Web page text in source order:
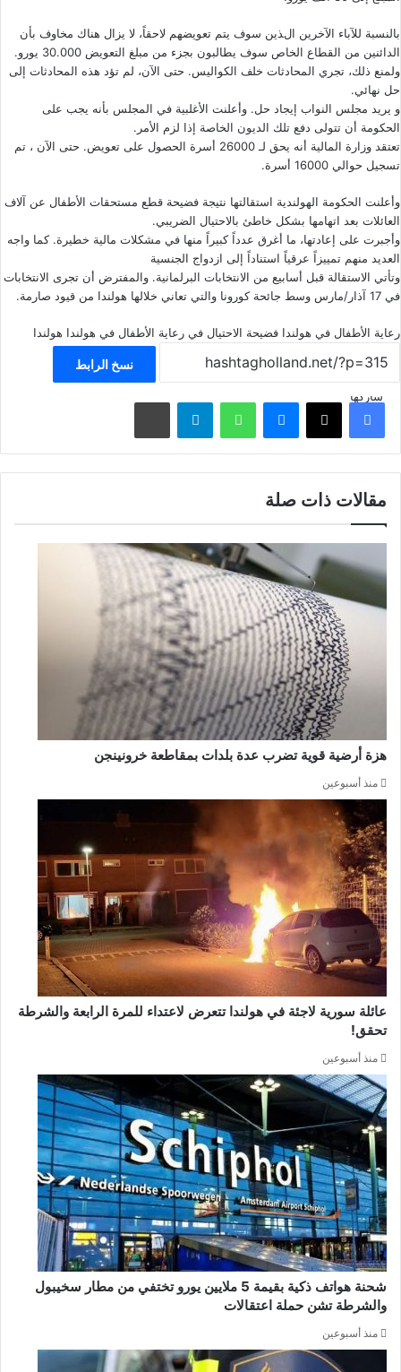
بالنسبة للآباء الآخرين الذين سوف يتم تعويضهم لاحقاً، لا يزال هناك مخاوف بأن
الدائنين من القطاع الخاص سوف يطالبون بجزء من مبلغ التعويض 30.000 يورو.
ولمنع ذلك، تجري المحادثات خلف الكواليس. حتى الآن، لم تؤد هذه المحادثات إلى
حل نهائي.
و يريد مجلس النواب إيجاد حل. وأعلنت الأغلبية في المجلس بأنه يجب على
الحكومة أن تتولى دفع تلك الديون الخاصة إذا لزم الأمر.
تعتقد وزارة المالية أنه يحق لـ 26000 أسرة الحصول على تعويض. حتى الآن ، تم
تسجيل حوالي 16000 أسرة.
وأعلنت الحكومة الهولندية استقالتها نتيجة فضيحة قطع مستحقات الأطفال عن آلاف
العائلات بعد اتهامها بشكل خاطئ بالاحتيال الضريبي.
وأجبرت على إعادتها، ما أغرق عدداً كبيراً منها في مشكلات مالية خطيرة. كما واجه
العديد منهم تمييزاً عرقياً استناداً إلى ازدواج الجنسية
وتأتي الاستقالة قبل أسابيع من الانتخابات البرلمانية. والمفترض أن تجرى الانتخابات
في 17 آذار/مارس وسط جائحة كورونا والتي تعاني خلالها هولندا من قيود صارمة.
رعاية الأطفال في هولندا فضيحة الاحتيال في رعاية الأطفال في هولندا هولندا
نسخ الرابط
شاركهافيسبوك ‫X ماسنجر واتساب تيلقرام مشاركة عبر البريد
مقالات ذات صلة
هزة أرضية قوية تضرب عدة بلدات بمقاطعة خرونينجن
منذ أسبوعين
عائلة سورية لاجئة في هولندا تتعرض لاعتداء للمرة الرابعة والشرطة
تحقق!
منذ أسبوعين
شحنة هواتف ذكية بقيمة 5 ملايين يورو تختفي من مطار سخيبول
والشرطة تشن حملة اعتقالات
منذ أسبوعين